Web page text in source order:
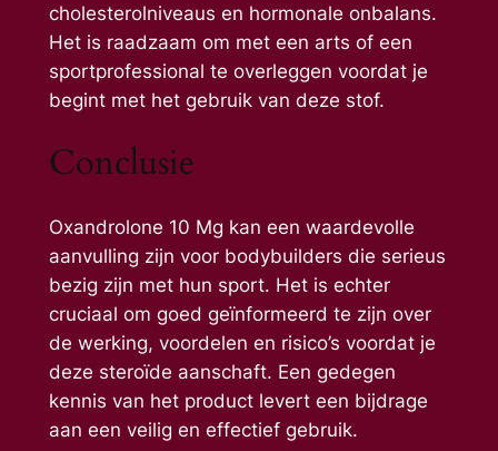
cholesterolniveaus en hormonale onbalans.
Het is raadzaam om met een arts of een
sportprofessional te overleggen voordat je
begint met het gebruik van deze stof.
Conclusie
Oxandrolone 10 Mg kan een waardevolle
aanvulling zijn voor bodybuilders die serieus
bezig zijn met hun sport. Het is echter
cruciaal om goed geïnformeerd te zijn over
de werking, voordelen en risico’s voordat je
deze steroïde aanschaft. Een gedegen
kennis van het product levert een bijdrage
aan een veilig en effectief gebruik.